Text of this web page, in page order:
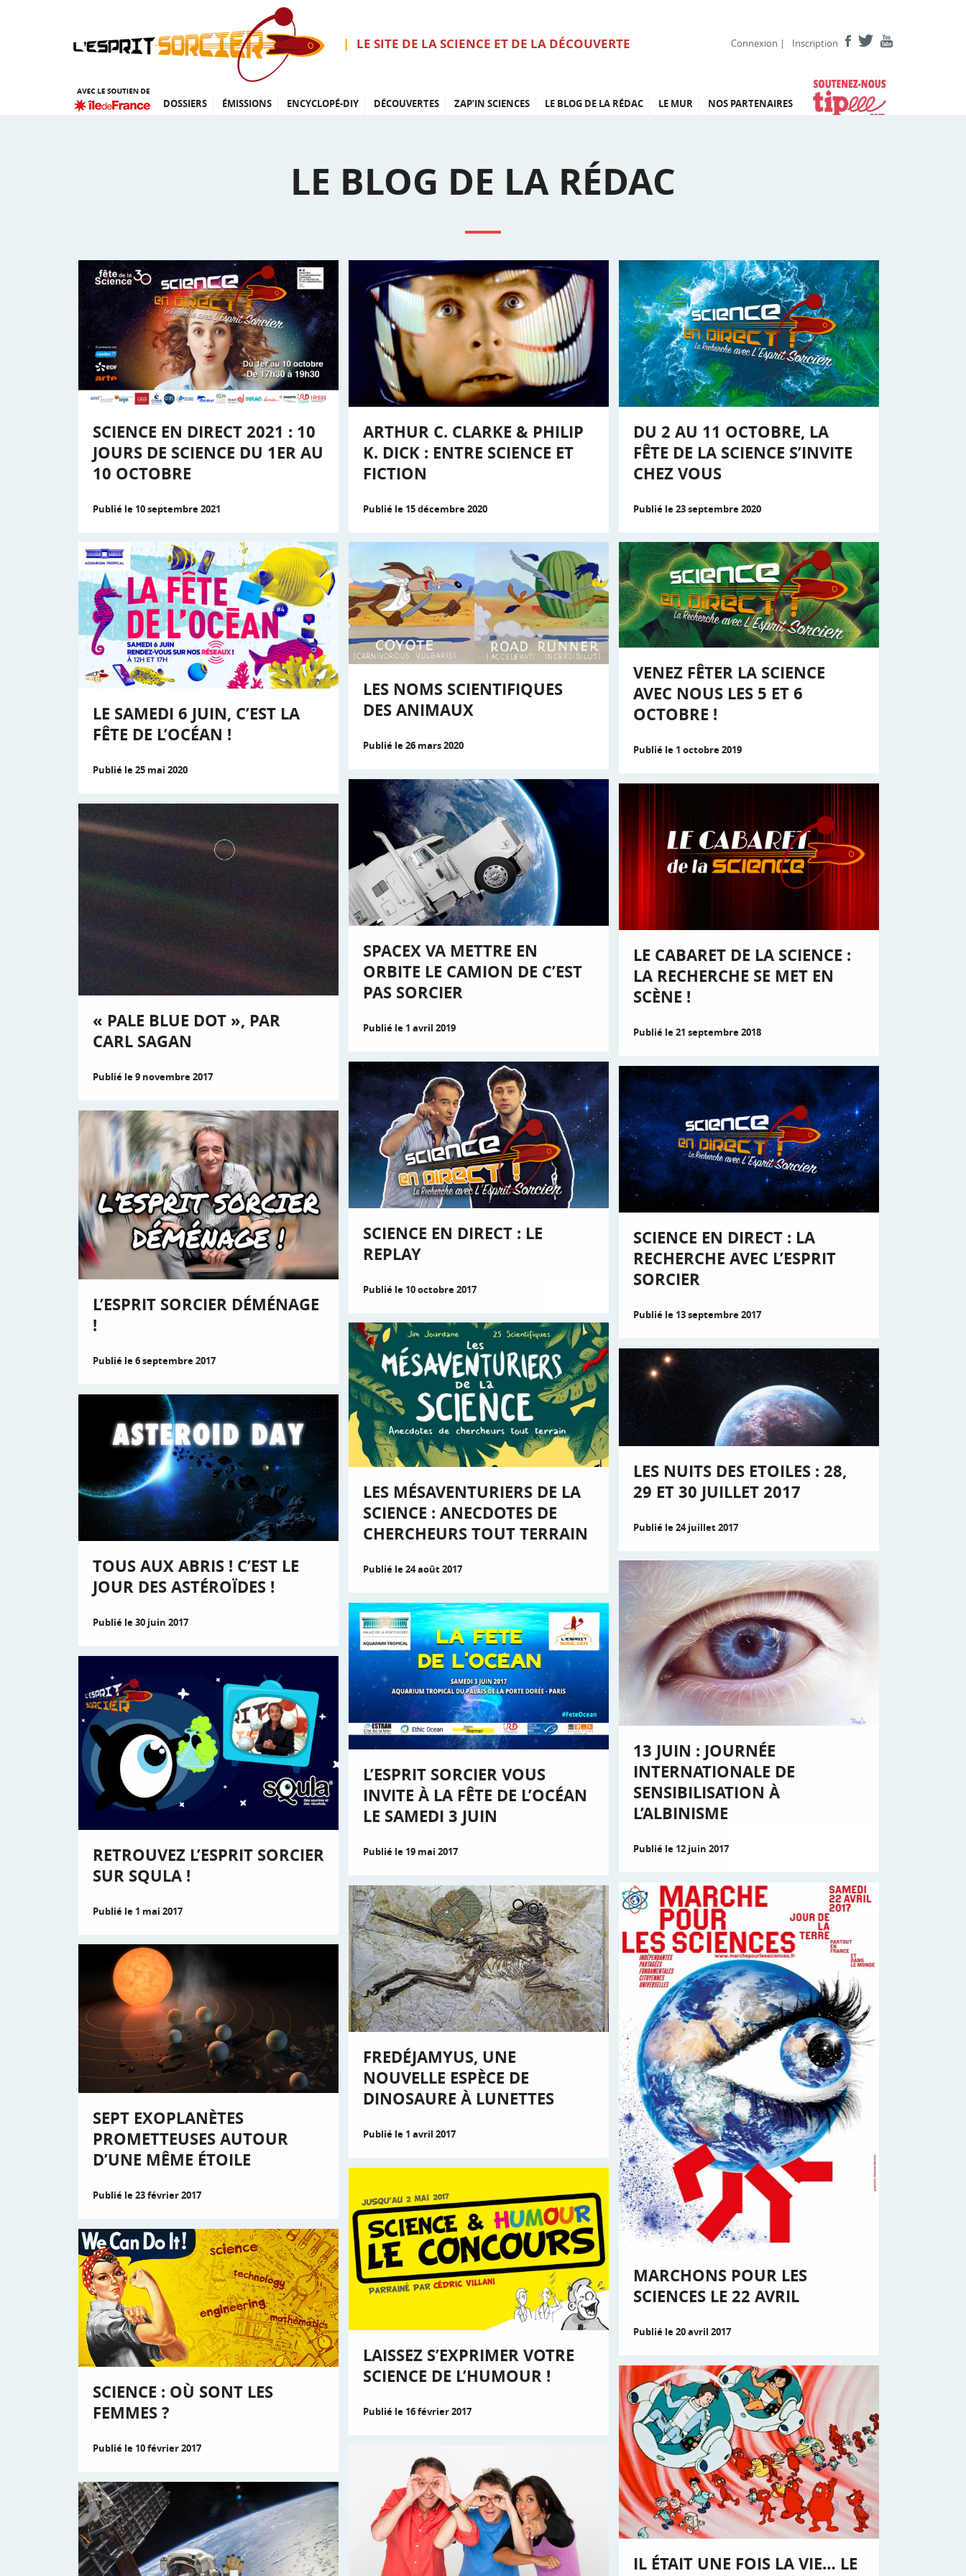
LE SITE DE LA SCIENCE ET DE LA DÉCOUVERTE Connexion | Inscription
DOSSIERS ÉMISSIONS ENCYCLOPÉ-DIY DÉCOUVERTES ZAP’IN SCIENCES LE BLOG DE LA RÉDAC LE MUR NOS PARTENAIRES
LE BLOG DE LA RÉDAC
SCIENCE EN DIRECT 2021 : 10
JOURS DE SCIENCE DU 1ER AU
10 OCTOBRE
Publié le 10 septembre 2021
ARTHUR C. CLARKE & PHILIP
K. DICK : ENTRE SCIENCE ET
FICTION
Publié le 15 décembre 2020
DU 2 AU 11 OCTOBRE, LA
FÊTE DE LA SCIENCE S’INVITE
CHEZ VOUS
Publié le 23 septembre 2020
LE SAMEDI 6 JUIN, C’EST LA
FÊTE DE L’OCÉAN !
Publié le 25 mai 2020
LES NOMS SCIENTIFIQUES
DES ANIMAUX
Publié le 26 mars 2020
VENEZ FÊTER LA SCIENCE
AVEC NOUS LES 5 ET 6
OCTOBRE !
Publié le 1 octobre 2019
SPACEX VA METTRE EN
ORBITE LE CAMION DE C’EST
PAS SORCIER
Publié le 1 avril 2019
LE CABARET DE LA SCIENCE :
LA RECHERCHE SE MET EN
SCÈNE !
Publié le 21 septembre 2018
« PALE BLUE DOT », PAR
CARL SAGAN
Publié le 9 novembre 2017
SCIENCE EN DIRECT : LE
REPLAY
Publié le 10 octobre 2017
SCIENCE EN DIRECT : LA
RECHERCHE AVEC L’ESPRIT
SORCIER
Publié le 13 septembre 2017
L’ESPRIT SORCIER DÉMÉNAGE
!
Publié le 6 septembre 2017
LES MÉSAVENTURIERS DE LA
SCIENCE : ANECDOTES DE
CHERCHEURS TOUT TERRAIN
Publié le 24 août 2017
LES NUITS DES ETOILES : 28,
29 ET 30 JUILLET 2017
Publié le 24 juillet 2017
TOUS AUX ABRIS ! C’EST LE
JOUR DES ASTÉROÏDES !
Publié le 30 juin 2017
13 JUIN : JOURNÉE
INTERNATIONALE DE
SENSIBILISATION À
L’ALBINISME
Publié le 12 juin 2017
L’ESPRIT SORCIER VOUS
INVITE À LA FÊTE DE L’OCÉAN
LE SAMEDI 3 JUIN
Publié le 19 mai 2017
RETROUVEZ L’ESPRIT SORCIER
SUR SQULA !
Publié le 1 mai 2017
MARCHONS POUR LES
SCIENCES LE 22 AVRIL
Publié le 20 avril 2017
FREDÉJAMYUS, UNE
NOUVELLE ESPÈCE DE
DINOSAURE À LUNETTES
Publié le 1 avril 2017
SEPT EXOPLANÈTES
PROMETTEUSES AUTOUR
D’UNE MÊME ÉTOILE
Publié le 23 février 2017
LAISSEZ S’EXPRIMER VOTRE
SCIENCE DE L’HUMOUR !
Publié le 16 février 2017
SCIENCE : OÙ SONT LES
FEMMES ?
Publié le 10 février 2017
IL ÉTAIT UNE FOIS LA VIE… LE